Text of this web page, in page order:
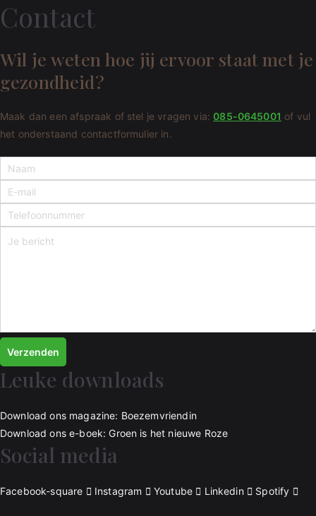
Contact
Wil je weten hoe jij ervoor staat met je
gezondheid?
Maak dan een afspraak of stel je vragen via:085-0645001 of vul
het onderstaand contactformulier in.
Verzenden
Leuke downloads
Download ons magazine: Boezemvriendin
Download ons e-boek: Groen is het nieuwe Roze
Social media
Facebook-square Instagram Youtube Linkedin Spotify